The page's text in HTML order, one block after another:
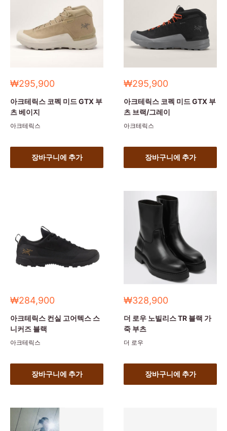
세
가
₩295,900
아크테릭스 코펙 미드 GTX 부
츠 베이지
아크테릭스
장바구니에 추가
세
가
₩295,900
아크테릭스 코펙 미드 GTX 부
츠 브랙/그레이
아크테릭스
장바구니에 추가
세
가
₩284,900
아크테릭스 컨실 고어텍스 스
니커즈 블랙
아크테릭스
장바구니에 추가
세
가
₩328,900
더 로우 노빌리스 TR 블랙 가
죽 부츠
더 로우
장바구니에 추가